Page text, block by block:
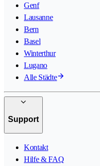
Genf
Lausanne
Bern
Basel
Winterthur
Lugano
Alle Städte
Support
Kontakt
Hilfe & FAQ